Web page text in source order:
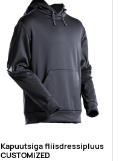
Kapuutsiga fliisdressipluus
CUSTOMIZED